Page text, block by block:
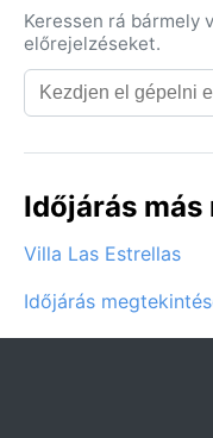
Keressen rá bármely
előrejelzéseket.
Időjárás
Villa Las Estrellas
Időjárás